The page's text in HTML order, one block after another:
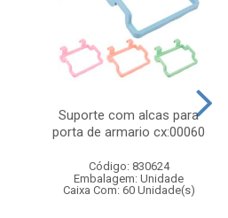
Suporte com alcas para
porta de armario cx:00060
Código: 830624
Embalagem: Unidade
Caixa Com: 60 Unidade(s)